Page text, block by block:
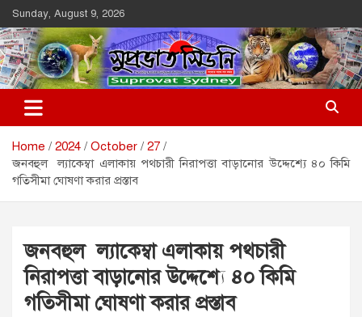
Skip
to
content
Sunday, August 9, 2026
Suprovat Sydney
The Leading Bangladesh Community Newspaper In Australia
Home 2024 October
27
জনবহুল ল্যাকেম্বা এলাকায় পথচারী নিরাপত্তা বাড়ানোর উদ্দেশ্যে ৪০ কিমি
গতিসীমা ঘোষণা করার প্রস্তাব
জনবহুল ল্যাকেম্বা এলাকায় পথচারী
নিরাপত্তা বাড়ানোর উদ্দেশ্যে ৪০ কিমি
গতিসীমা ঘোষণা করার প্রস্তাব